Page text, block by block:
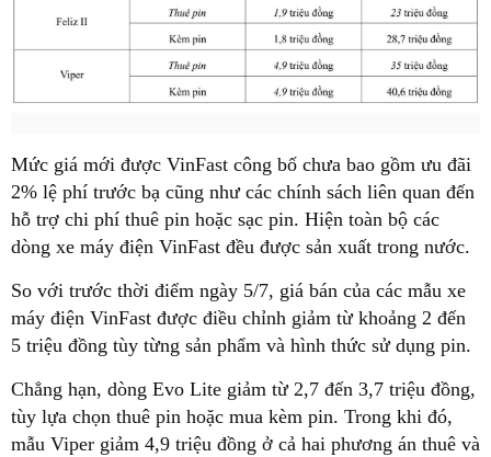
Mức giá mới được VinFast công bố chưa bao gồm ưu đãi
2% lệ phí trước bạ cũng như các chính sách liên quan đến
hỗ trợ chi phí thuê pin hoặc sạc pin. Hiện toàn bộ các
dòng xe máy điện VinFast đều được sản xuất trong nước.
So với trước thời điểm ngày 5/7, giá bán của các mẫu xe
máy điện VinFast được điều chỉnh giảm từ khoảng 2 đến
5 triệu đồng tùy từng sản phẩm và hình thức sử dụng pin.
Chẳng hạn, dòng Evo Lite giảm từ 2,7 đến 3,7 triệu đồng,
tùy lựa chọn thuê pin hoặc mua kèm pin. Trong khi đó,
mẫu Viper giảm 4,9 triệu đồng ở cả hai phương án thuê và